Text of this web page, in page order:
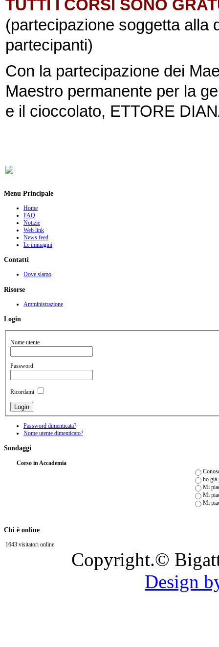
TUTTI I CORSI SONO
(partecipazione soggetta alla
partecipanti)
Con la partecipazione dei
Maestro permanente per la
e il cioccolato, ETTORE
Menu Principale
Home
FAQ
Notizie
Web link
News feed
Le immagini
Contatti
Dove siamo
Risorse
Amministrazione
Login
Nome utente
Password
Ricordami
Password dimenticata?
Nome utente dimenticato?
Sondaggi
Corso in Accademia
ho già
Mi
Mi
Mi
Chi è online
1643 visitatori online
Copyright.©
Design